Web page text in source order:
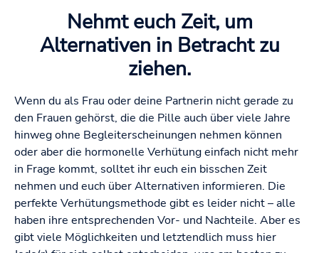
Nehmt euch Zeit, um
Alternativen in Betracht zu
ziehen.
Wenn du als Frau oder deine Partnerin nicht gerade zu
den Frauen gehörst, die die Pille auch über viele Jahre
hinweg ohne Begleiterscheinungen nehmen können
oder aber die hormonelle Verhütung einfach nicht mehr
in Frage kommt, solltet ihr euch ein bisschen Zeit
nehmen und euch über Alternativen informieren. Die
perfekte Verhütungsmethode gibt es leider nicht – alle
haben ihre entsprechenden Vor- und Nachteile. Aber es
gibt viele Möglichkeiten und letztendlich muss hier